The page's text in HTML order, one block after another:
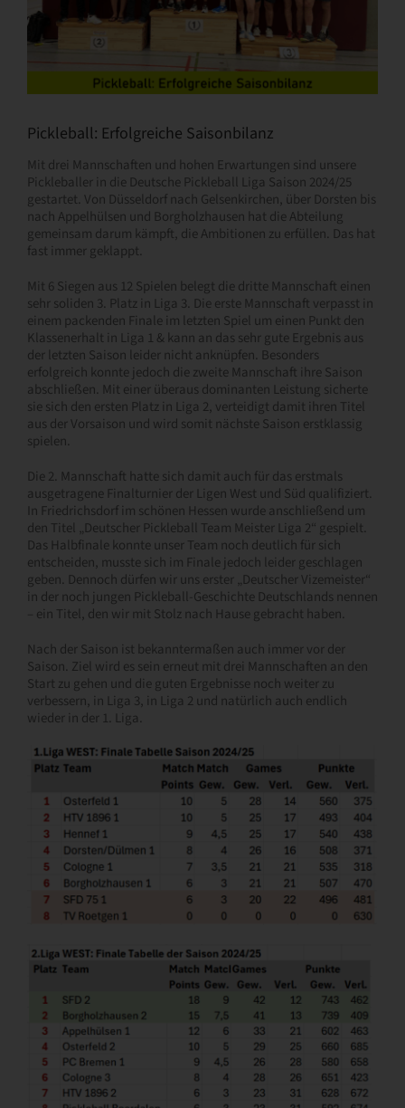
Pickleball: Erfolgreiche Saisonbilanz
Mit drei Mannschaften und hohen Erwartungen sind unsere
Pickleballer in die Deutsche Pickleball Liga Saison 2024/25
gestartet. Von Düsseldorf nach Gelsenkirchen, über Dorsten bis
nach Appelhülsen und Borgholzhausen hat die Abteilung
gemeinsam darum kämpft, die Ambitionen zu erfüllen. Das hat
fast immer geklappt.
Mit 6 Siegen aus 12 Spielen belegt die dritte Mannschaft einen
sehr soliden 3. Platz in Liga 3. Die erste Mannschaft verpasst in
einem packenden Finale im letzten Spiel um einen Punkt den
Klassenerhalt in Liga 1 & kann an das sehr gute Ergebnis aus
der letzten Saison leider nicht anknüpfen. Besonders
erfolgreich konnte jedoch die zweite Mannschaft ihre Saison
abschließen. Mit einer überaus dominanten Leistung sicherte
sie sich den ersten Platz in Liga 2, verteidigt damit ihren Titel
aus der Vorsaison und wird somit nächste Saison erstklassig
spielen.
Die 2. Mannschaft hatte sich damit auch für das erstmals
ausgetragene Finalturnier der Ligen West und Süd qualifiziert.
In Friedrichsdorf im schönen Hessen wurde anschließend um
den Titel „Deutscher Pickleball Team Meister Liga 2“ gespielt.
Das Halbfinale konnte unser Team noch deutlich für sich
entscheiden, musste sich im Finale jedoch leider geschlagen
geben. Dennoch dürfen wir uns erster „Deutscher Vizemeister“
in der noch jungen Pickleball-Geschichte Deutschlands nennen
– ein Titel, den wir mit Stolz nach Hause gebracht haben.
Nach der Saison ist bekanntermaßen auch immer vor der
Saison. Ziel wird es sein erneut mit drei Mannschaften an den
Start zu gehen und die guten Ergebnisse noch weiter zu
verbessern, in Liga 3, in Liga 2 und natürlich auch endlich
wieder in der 1. Liga.